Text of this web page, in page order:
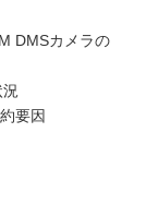
DMSカメラの
要因